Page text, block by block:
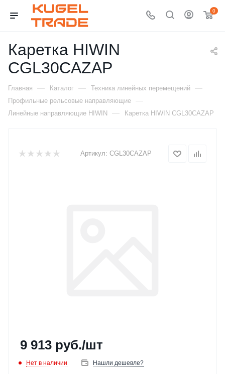
0
Каретка HIWIN
CGL30CAZAP
Главная — Каталог — Техника линейных перемещений —
Профильные рельсовые направляющие —
Линейные направляющие HIWIN — Каретка HIWIN CGL30CAZAP
Артикул: CGL30CAZAP
9 913 руб./шт
Нет в наличии Нашли дешевле?